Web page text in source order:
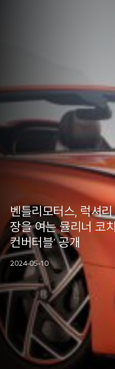
벤틀리모터스, 럭셔
장을 여는 뮬리너 코
컨버터블’ 공개
2024-05-10